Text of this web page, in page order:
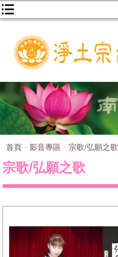
首頁 影音專區 宗歌/弘願之歌
宗歌/弘願之歌